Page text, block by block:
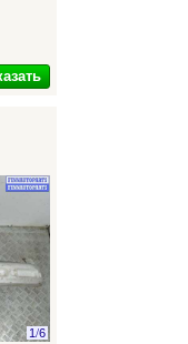
1/6